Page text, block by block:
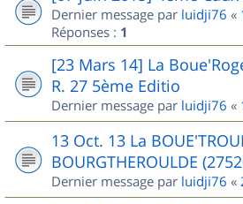
Dernier message par luidji76 «
Réponses : 1
[23 Mars 14] La
R. 27 5ème Editio
Dernier message par luidji76 «
13 Oct. 13 La
BOURGTHEROULDE
Dernier message par luidji76 «